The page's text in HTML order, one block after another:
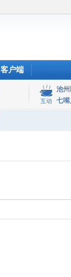
客户端
互动
池
七